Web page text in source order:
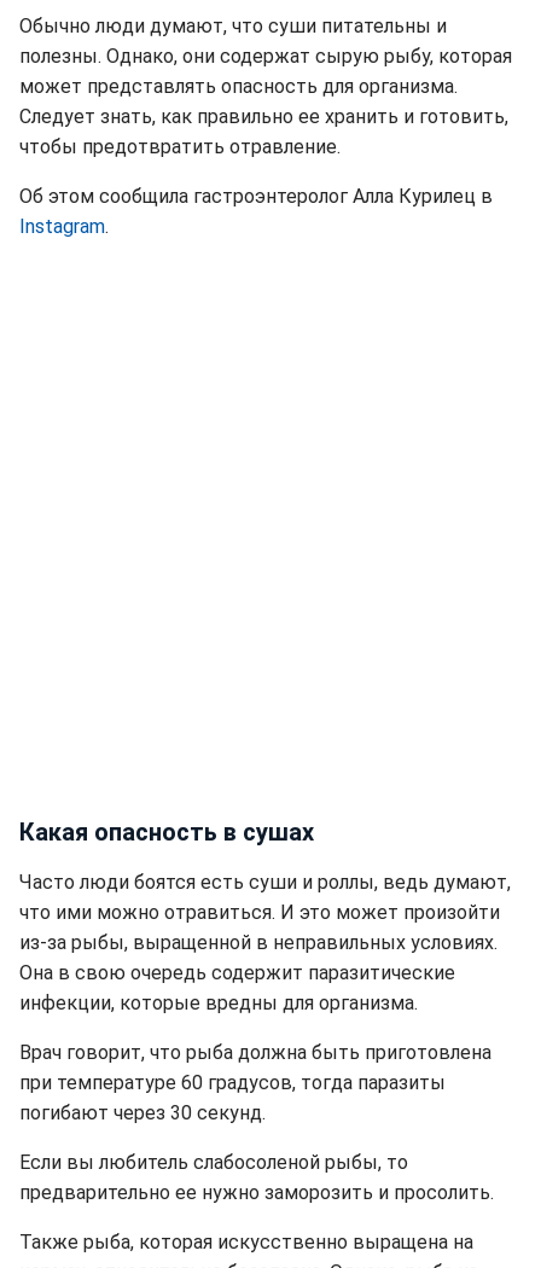
Обычно люди думают, что суши питательны и
полезны. Однако, они содержат сырую рыбу, которая
может представлять опасность для организма.
Следует знать, как правильно ее хранить и готовить,
чтобы предотвратить отравление.
Об этом сообщила гастроэнтеролог Алла Курилец в
Instagram.
Какая опасность в сушах
Часто люди боятся есть суши и роллы, ведь думают,
что ими можно отравиться. И это может произойти
из-за рыбы, выращенной в неправильных условиях.
Она в свою очередь содержит паразитические
инфекции, которые вредны для организма.
Врач говорит, что рыба должна быть приготовлена
при температуре 60 градусов, тогда паразиты
погибают через 30 секунд.
Если вы любитель слабосоленой рыбы, то
предварительно ее нужно заморозить и просолить.
Также рыба, которая искусственно выращена на